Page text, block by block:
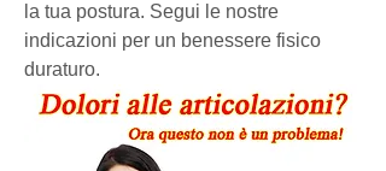
la tua postura. Segui le nostre
indicazioni per un benessere fisico
duraturo.